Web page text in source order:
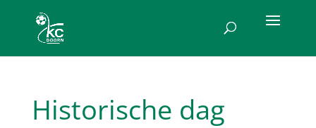
Historische dag